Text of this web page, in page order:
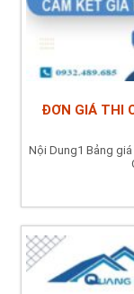
ĐƠN GIÁ THI
Nội Dung1 Bảng